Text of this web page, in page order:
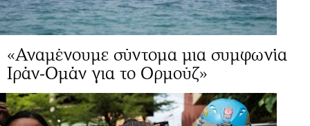
«Αναμένουμε σύντομα μια συμφωνία
Ιράν-Ομάν για το Ορμούζ»